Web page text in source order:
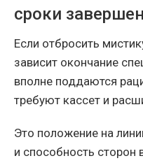
сроки
Если отбросить
зависит окончание
вполне поддаются
требуют кассет и
Это положение на
и способность сторон